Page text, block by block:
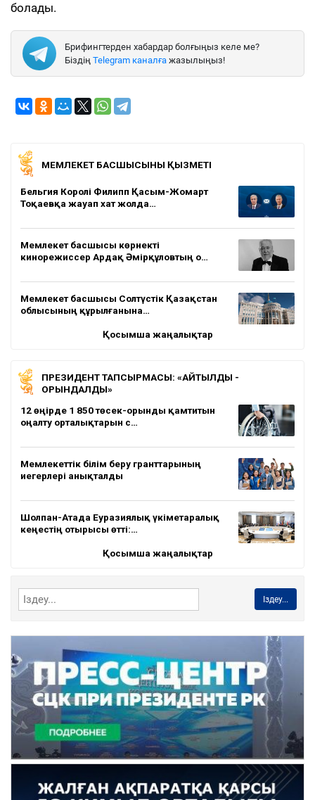
болады.
Брифингтерден хабардар болғыңыз келе ме?
Біздің Telegram каналға жазылыңыз!
МЕМЛЕКЕТ БАСШЫСЫНЫҢ ҚЫЗМЕТІ
Бельгия Королі Филипп Қасым-Жомарт
Тоқаевқа жауап хат жолда…
Мемлекет басшысы көрнекті
кинорежиссер Ардақ Әмірқұловтың о…
Мемлекет басшысы Солтүстік Қазақстан
облысының құрылғанына…
Қосымша жаңалықтар
ПРЕЗИДЕНТ ТАПСЫРМАСЫ: «АЙТЫЛДЫ -
ОРЫНДАЛДЫ»
12 өңірде 1 850 төсек-орынды қамтитын
оңалту орталықтарын с…
Мемлекеттік білім беру гранттарының
иегерлері анықталды
Шолпан-Атада Еуразиялық үкіметаралық
кеңестің отырысы өтті:…
Қосымша жаңалықтар
Іздеу...